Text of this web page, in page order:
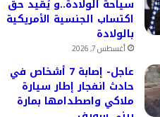
سياحة الولادة..و يُقيد حق
اكتساب الجنسية الأمريكية
بالولادة
أغسطس 7, 2026
عاجل- إصابة 7 أشخاص في
حادث انفجار إطار سيارة
ملاكي واصطدامها بمارة